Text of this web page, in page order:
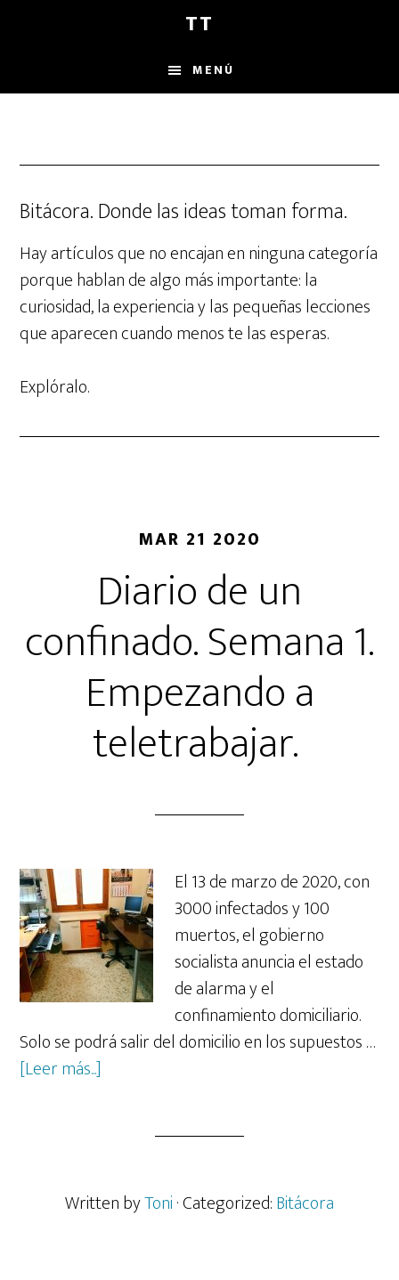
principal
barra
de
TT
MENÚ
Bitácora. Donde las ideas toman forma.
Hay artículos que no encajan en ninguna categoría
porque hablan de algo más importante: la
curiosidad, la experiencia y las pequeñas lecciones
que aparecen cuando menos te las esperas.
Explóralo.
MAR 21 2020
Diario de un
confinado. Semana 1.
Empezando a
teletrabajar.
El 13 de marzo de 2020, con
3000 infectados y 100
muertos, el gobierno
socialista anuncia el estado
de alarma y el
confinamiento domiciliario.
Solo se podrá salir del domicilio en los supuestos …
[Leer más...]
confinado.
Written byToni· Categorized:Bitácora